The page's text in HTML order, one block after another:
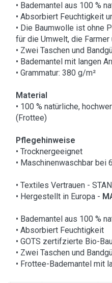
• Bademantel aus 100 %
• Absorbiert Feuchtigkeit
• Die Baumwolle ist ohne
für die Umwelt, die Farmer
• Zwei Taschen und
• Bademantel mit langen
• Grammatur: 380 g/m²
Material
• 100 % natürliche,
(Frottee)
Pflegehinweise
• Trocknergeeignet
• Maschinenwaschbar bei
• Textiles Vertrauen -
• Hergestellt in Europa -
• Bademantel aus 100 %
• Absorbiert Feuchtigkeit
• GOTS zertifzierte Bio-
• Zwei Taschen und
• Frottee-Bademantel mit